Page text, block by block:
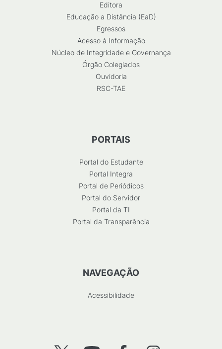
Editora
Educação a Distância (EaD)
Egressos
Acesso à Informação
Núcleo de Integridade e Governança
Órgão Colegiados
Ouvidoria
RSC-TAE
PORTAIS
Portal do Estudante
Portal Integra
Portal de Periódicos
Portal do Servidor
Portal da TI
Portal da Transparência
NAVEGAÇÃO
Acessibilidade